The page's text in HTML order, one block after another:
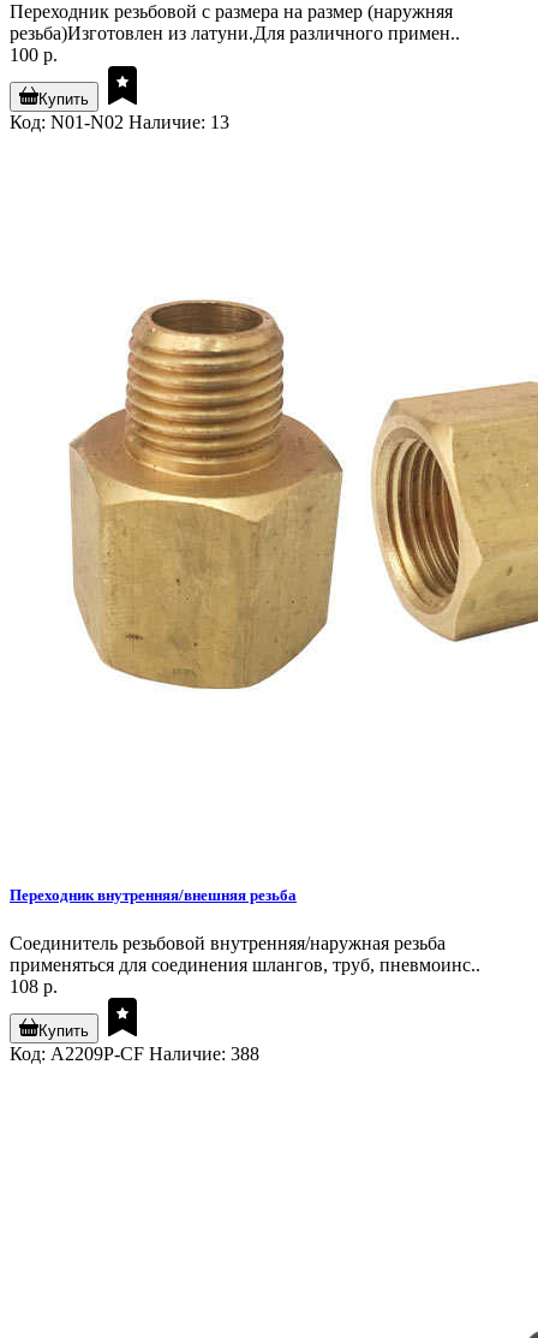
Переходник резьбовой с размера на размер (наружняя
резьба)Изготовлен из латуни.Для различного примен..
100 р.
Купить
Код: N01-N02 Наличие: 13
Переходник внутренняя/внешняя резьба
Соединитель резьбовой внутренняя/наружная резьба
применяться для соединения шлангов, труб, пневмоинс..
108 р.
Купить
Код: A2209P-CF Наличие: 388